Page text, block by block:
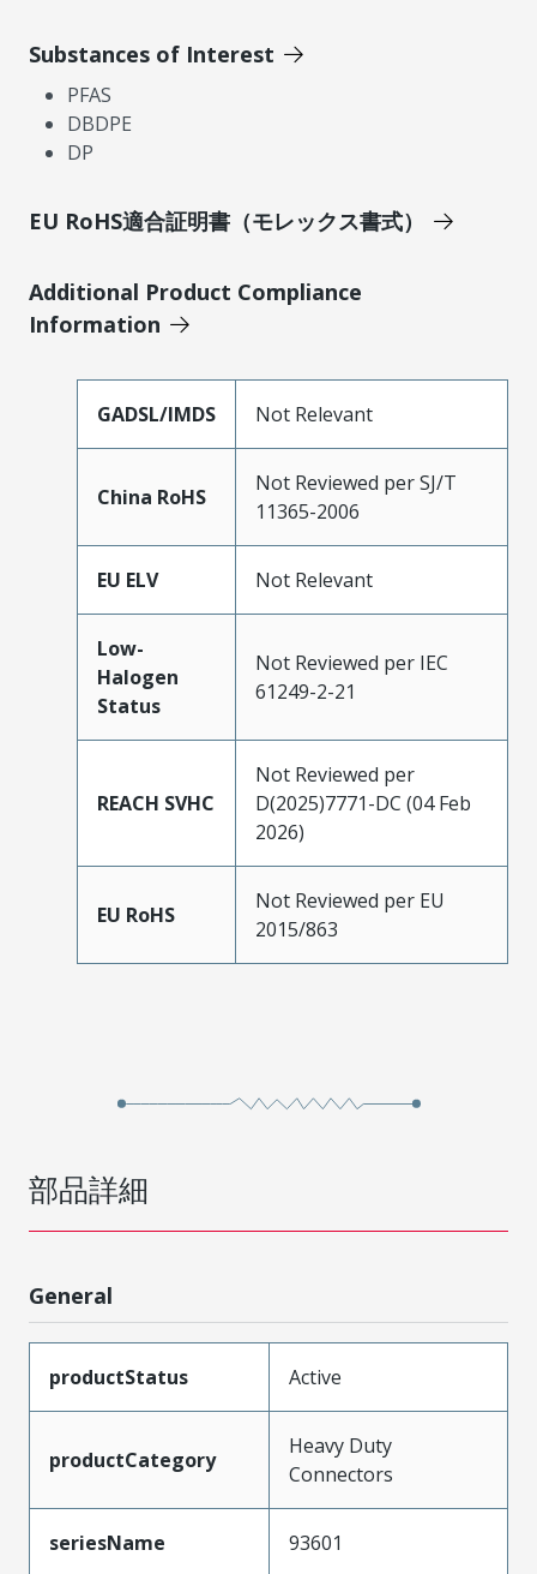
Substances of Interest
PFAS
DBDPE
DP
EU RoHS適合証明書（モレックス書式）
Additional Product Compliance
Information
GADSL/IMDS Not Relevant
China RoHS
Not Reviewed per SJ/T
11365-2006
EU ELV Not Relevant
Low-
Halogen
Status
Not Reviewed per IEC
61249-2-21
REACH SVHC
Not Reviewed per
D(2025)7771-DC (04 Feb
2026)
EU RoHS
Not Reviewed per EU
2015/863
部品詳細
General
productStatus Active
productCategory
Heavy Duty
Connectors
seriesName 93601